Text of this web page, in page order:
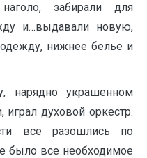
забирали для
и…выдавали новую,
нижнее белье и
нарядно украшенном
играл духовой оркестр.
все разошлись по
было все необходимое